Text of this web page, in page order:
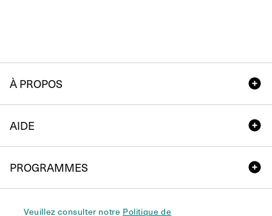
À PROPOS
AIDE
PROGRAMMES
Veuillez consulter notre Politique de